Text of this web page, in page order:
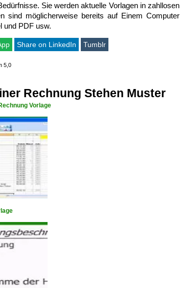
Sie werden aktuelle Vorlagen in zahllosen
sind möglicherweise bereits auf Einem Computer
und PDF usw.
Share on LinkedIn Tumblr
5,0
Rechnung Stehen Muster
Vorlage